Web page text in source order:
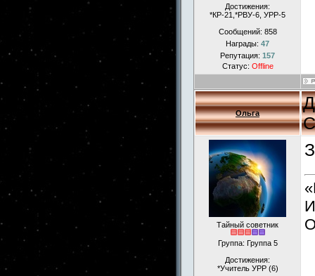
Достижения:
*КР-21,*РВУ-6, УРР-5
Сообщений: 858
Награды: 47
Репутация: 157
Статус: Offline
Ольга
Тайный советник
Группа: Группа 5
Достижения:
*Учитель УРР (6)